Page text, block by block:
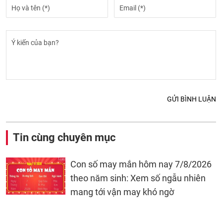
GỬI BÌNH LUẬN
Tin cùng chuyên mục
Con số may mắn hôm nay 7/8/2026
theo năm sinh: Xem số ngẫu nhiên
mang tới vận may khó ngờ